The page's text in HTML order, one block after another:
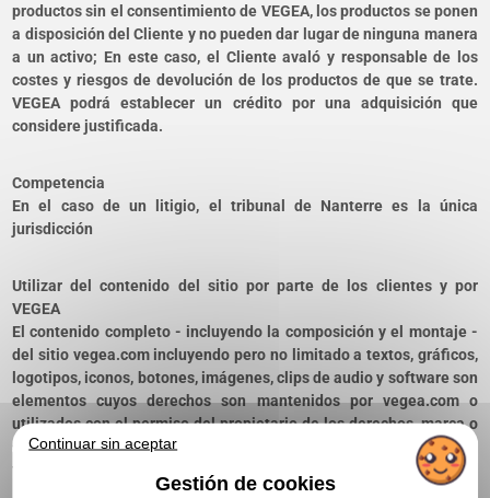
productos sin el consentimiento de VEGEA, los productos se ponen
a disposición del Cliente y no pueden dar lugar de ninguna manera
a un activo; En este caso, el Cliente avaló y responsable de los
costes y riesgos de devolución de los productos de que se trate.
VEGEA podrá establecer un crédito por una adquisición que
considere justificada.
Competencia
En el caso de un litigio, el tribunal de Nanterre es la única
jurisdicción
Utilizar del contenido del sitio por parte de los clientes y por
VEGEA
El contenido completo - incluyendo la composición y el montaje -
del sitio vegea.com incluyendo pero no limitado a textos, gráficos,
logotipos, iconos, botones, imágenes, clips de audio y software son
elementos cuyos derechos son mantenidos por vegea.com o
utilizados con el permiso del propietario de los derechos, marca o
servicio. Por lo tanto, el contenido está protegido por las leyes
francesas, europeas e internacionales.
Continuar sin aceptar
Gestión de cookies